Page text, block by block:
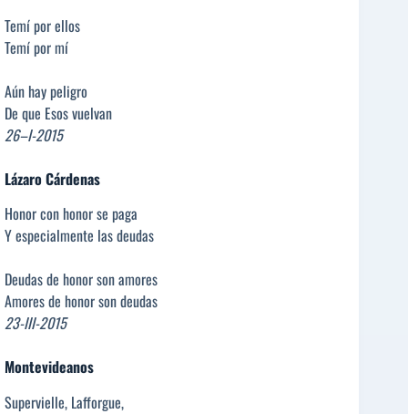
Temí por ellos
Temí por mí
Aún hay peligro
De que Esos vuelvan
26–I-2015
Lázaro Cárdenas
Honor con honor se paga
Y especialmente las deudas
Deudas de honor son amores
Amores de honor son deudas
23-III-2015
Montevideanos
Supervielle, Lafforgue,